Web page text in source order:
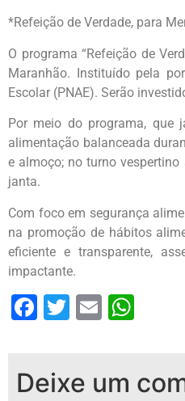
*Refeição de Verdade, para
O programa “Refeição de
Maranhão. Instituído pela
Escolar (PNAE). Serão
Por meio do programa, que
alimentação balanceada
e almoço; no turno
janta.
Com foco em segurança
na promoção de hábitos
eficiente e transparente,
impactante.
Facebook
Twitter
Email
Deixe um